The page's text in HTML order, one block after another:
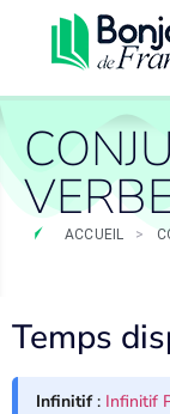
ACCUEIL >
Temps
Infinitif: Infinitif